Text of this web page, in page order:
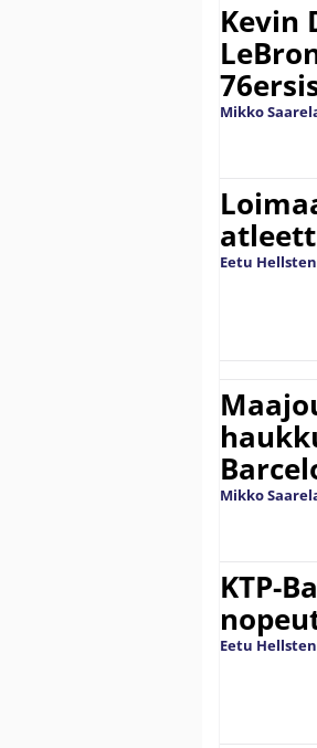
Kevin
Mikko
Eetu Hellsten
Mikko
KTP-
Eetu Hellsten